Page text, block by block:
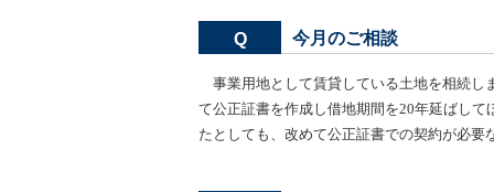
Q 今月のご相談
事業用地として賃貸している土地を相続し
て公正証書を作成し借地期間を20年延ばし
たとしても、改めて公正証書での契約が必要